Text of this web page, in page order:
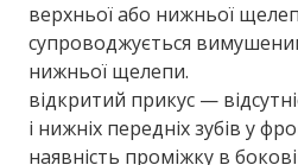
верхньої або нижньої
супроводжується
нижньої щелепи.
відкритий прикус —
і нижніх передніх зубів у
наявність проміжку в